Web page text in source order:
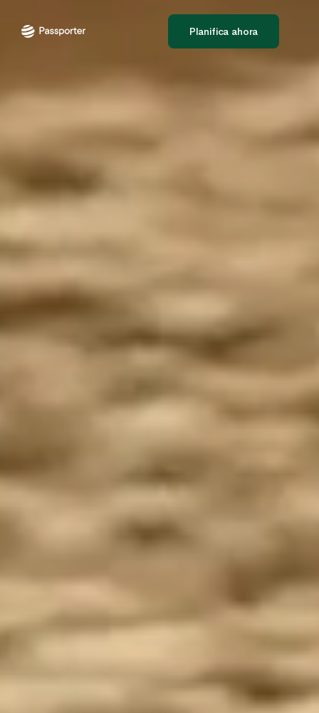
Planifica ahora